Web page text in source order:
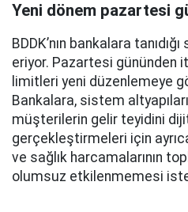
Yeni dönem pazartesi
BDDK’nın bankalara
eriyor. Pazartesi gününden
limitleri yeni düzenlemeye
Bankalara, sistem
müşterilerin gelir teyidini
gerçekleştirmeleri için
ve sağlık harcamalarının
olumsuz etkilenmemesi